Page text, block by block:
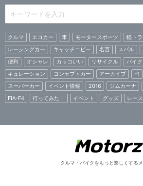
クルマ エコカー 車 モータースポーツ 軽ト
レーシングカー
キャッチコピー 名言 スバル
便利
オシャレ カッコいい リサイクル バイク
キュレーション
コンセプトカー アーカイブ F1
スーパーカー
イベント情報 2016 ジムカーナ
FIA-F4
行ってみた！ イベント グッズ レース
クルマ・バイクをもっと楽しくする